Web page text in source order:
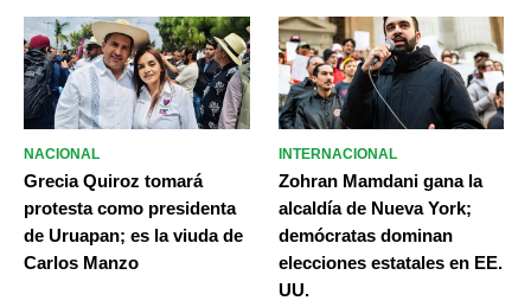
NACIONAL
Grecia Quiroz tomará
protesta como presidenta
de Uruapan; es la viuda de
Carlos Manzo
INTERNACIONAL
Zohran Mamdani gana la
alcaldía de Nueva York;
demócratas dominan
elecciones estatales en EE.
UU.